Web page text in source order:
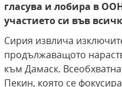
гласува и лобира в
участието си във
Сирия извлича
продължаващото
към Дамаск.
Пекин, която се